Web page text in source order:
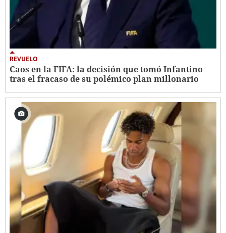
REVUELO
Caos en la FIFA: la decisión que tomó Infantino
tras el fracaso de su polémico plan millonario